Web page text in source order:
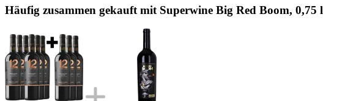
Häufig zusammen gekauft mit Superwine Big Red Boom, 0,75 l